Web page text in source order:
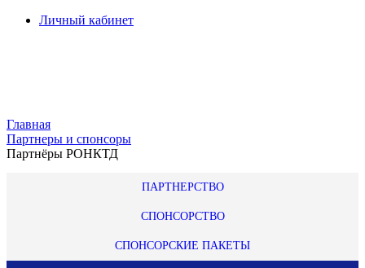
Личный кабинет
Главная
Партнеры и спонсоры
Партнёры РОНКТД
ПАРТНЕРСТВО
СПОНСОРСТВО
СПОНСОРСКИЕ ПАКЕТЫ